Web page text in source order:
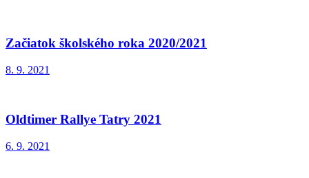
Začiatok školského roka 2020/2021
8. 9. 2021
Oldtimer Rallye Tatry 2021
6. 9. 2021